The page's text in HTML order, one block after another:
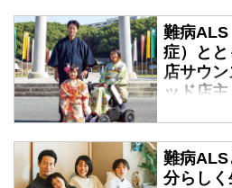
難病ALS
症）と
店サウ
ッド店
希望”の
とをあ
活web
難病ALS
分らし